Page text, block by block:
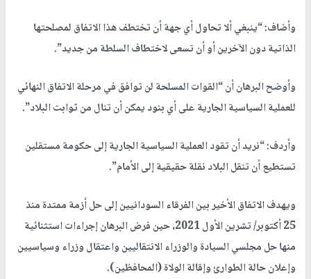
وأضاف: “ينبغي ألا تحاول أي جهة أن تختطف هذا الاتفاق لمصلحتها
الذاتية دون الآخرين أو أن تسعى لاختطاف السلطة من جديد”.
وأوضح البرهان أن “القوات المسلحة لن توافق في مرحلة الاتفاق النهائي
للعملية السياسية الجارية على أي بنود يمكن أن تنال من ثوابت البلاد”.
وأردف: “نريد أن تقود العملية السياسية الجارية إلى حكومة مستقلين
تستطيع أن تنقل البلاد نقلة حقيقية إلى الأمام”.
ويهدف الاتفاق الأخير بين الفرقاء السودانيين إلى حل أزمة ممتدة منذ
25 أكتوبر/ تشرين الأول 2021، حين فرض البرهان إجراءات استثنائية
منها حل مجلسي السيادة والوزراء الانتقاليين واعتقال وزراء وسياسيين
وإعلان حالة الطوارئ وإقالة الولاة (المحافظين).